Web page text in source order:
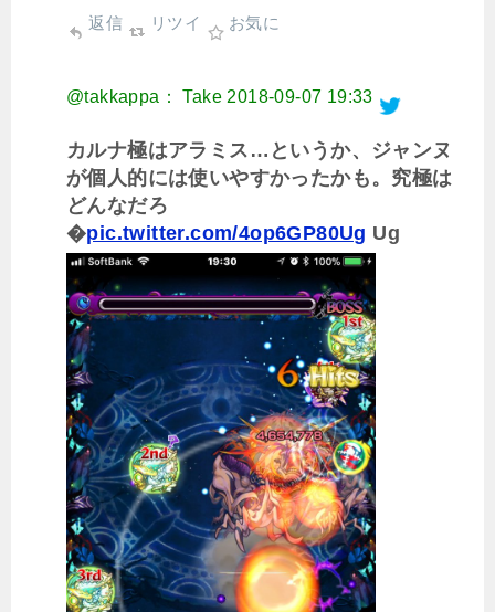
返信 リツイ お気に
@takkappa： Take 2018-09-07 19:33
カルナ極はアラミス…というか、ジャンヌ
が個人的には使いやすかったかも。究極は
どんなだろ
�pic.twitter.com/4op6GP80Ug Ug